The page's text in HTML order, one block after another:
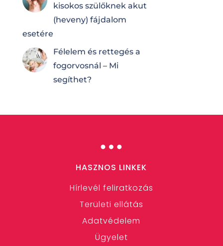
kisokos szülőknek akut
(heveny) fájdalom
esetére
Félelem és rettegés a
fogorvosnál – Mi
segíthet?
…
HASZNOS LINKEK
Hírlevél feliratkozás
Területi ellátás
Adatvédelem
Ügyelet